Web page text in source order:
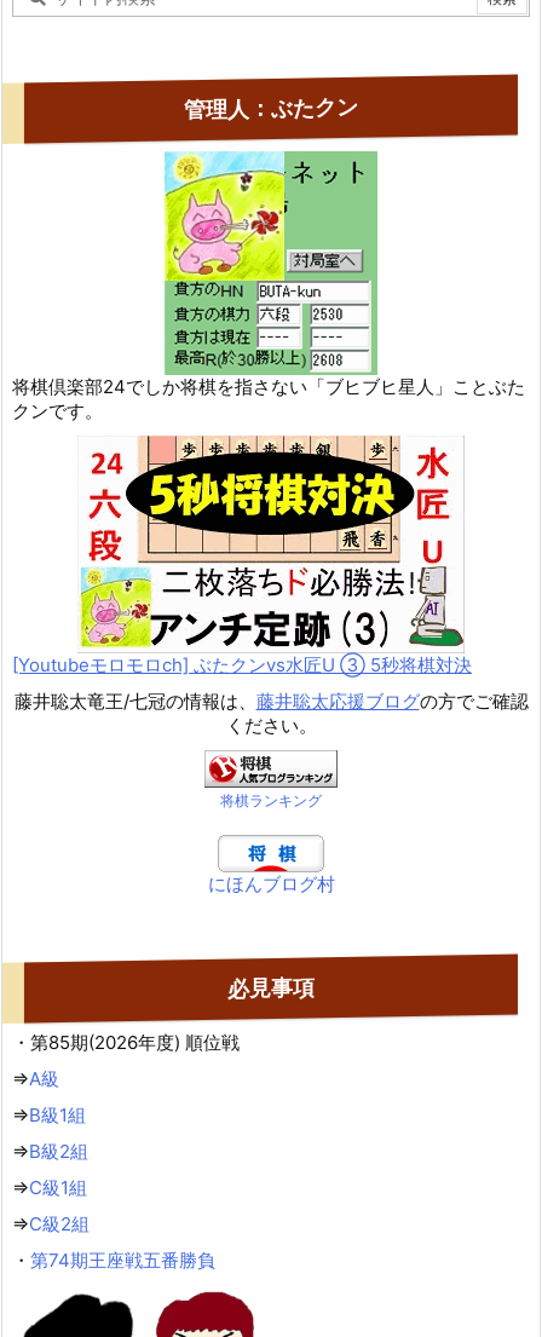
管理人：ぶたクン
将棋倶楽部24でしか将棋を指さない「ブヒブヒ星人」ことぶた
クンです。
[Youtubeモロモロch] ぶたクンvs水匠U ③ 5秒将棋対決
藤井聡太竜王/七冠の情報は、 藤井聡太応援ブログの方でご確認
ください。
将棋ランキング
にほんブログ村
必見事項
・第85期(2026年度) 順位戦
⇒A級
⇒B級1組
⇒B級2組
⇒C級1組
⇒C級2組
・ 第74期王座戦五番勝負